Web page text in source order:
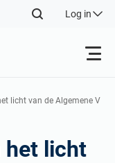
Log in
licht van de Algemene V
het licht